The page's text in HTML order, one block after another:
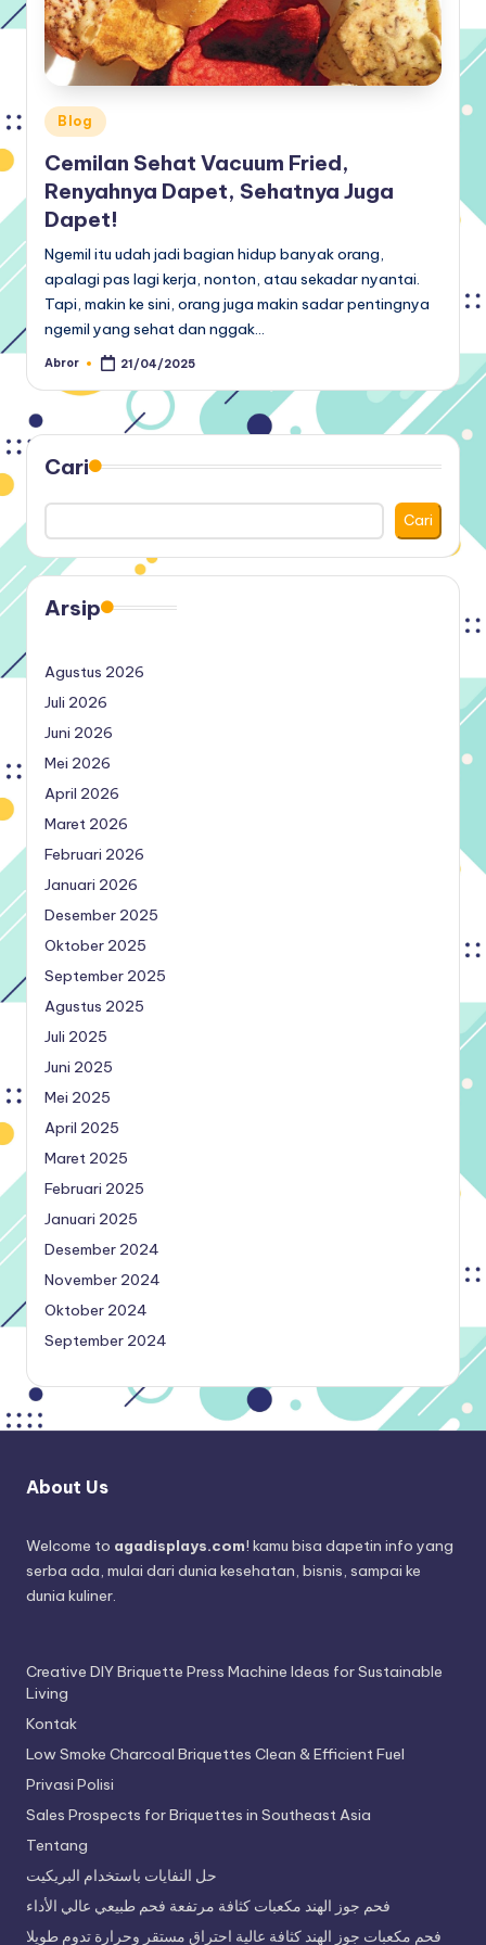
Posted
in
Blog
Cemilan Sehat Vacuum Fried,
Renyahnya Dapet, Sehatnya Juga
Dapet!
Ngemil itu udah jadi bagian hidup banyak orang,
apalagi pas lagi kerja, nonton, atau sekadar nyantai.
Tapi, makin ke sini, orang juga makin sadar pentingnya
ngemil yang sehat dan nggak…
Posted
Abror 21/04/2025
Cari
Cari
Arsip
Agustus 2026
Juli 2026
Juni 2026
Mei 2026
April 2026
Maret 2026
Februari 2026
Januari 2026
Desember 2025
Oktober 2025
September 2025
Agustus 2025
Juli 2025
Juni 2025
Mei 2025
April 2025
Maret 2025
Februari 2025
Januari 2025
Desember 2024
November 2024
Oktober 2024
September 2024
About Us
Welcome to agadisplays.com! kamu bisa dapetin info yang
serba ada, mulai dari dunia kesehatan, bisnis, sampai ke
dunia kuliner.
Creative DIY Briquette Press Machine Ideas for Sustainable
Living
Kontak
Low Smoke Charcoal Briquettes Clean & Efficient Fuel
Privasi Polisi
Sales Prospects for Briquettes in Southeast Asia
Tentang
حل النفايات باستخدام البريكيت
فحم جوز الهند مكعبات كثافة مرتفعة فحم طبيعي عالي الأداء
فحم مكعبات جوز الهند كثافة عالية احتراق مستقر وحرارة تدوم طويلا